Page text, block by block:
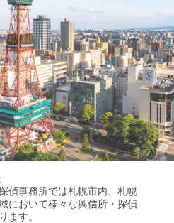
偵事務所では札幌市内、札幌
において様々な興信所・探偵
ます。